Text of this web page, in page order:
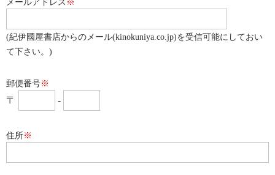
(紀伊國屋書店からのメール(kinokuniya.co.jp)を受信可能にしておい
て下さい。)
郵便番号※
〒 -
住所※